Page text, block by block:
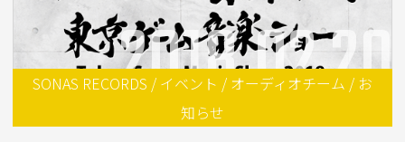
2018.02.20
SONAS RECORDS / イベント / オーディオチーム / お
知らせ